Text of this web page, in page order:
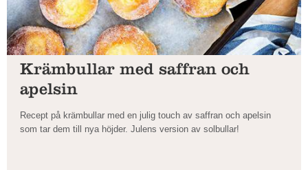
Krämbullar med saffran och
apelsin
Recept på krämbullar med en julig touch av saffran och apelsin
som tar dem till nya höjder. Julens version av solbullar!